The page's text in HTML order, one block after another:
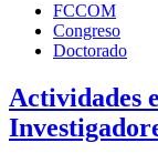
FCCOM
Congreso
Doctorado
Actividades